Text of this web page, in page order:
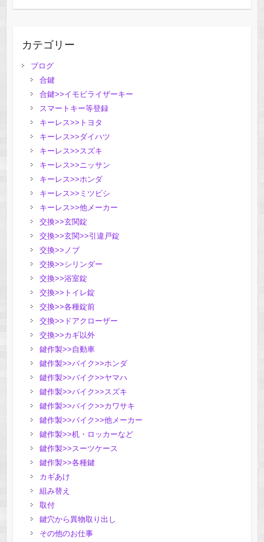
カテゴリー
ブログ
合鍵
合鍵>>イモビライザーキー
スマートキー等登録
キーレス>>トヨタ
キーレス>>ダイハツ
キーレス>>スズキ
キーレス>>ニッサン
キーレス>>ホンダ
キーレス>>ミツビシ
キーレス>>他メーカー
交換>>玄関錠
交換>>玄関>>引違戸錠
交換>>ノブ
交換>>シリンダー
交換>>浴室錠
交換>>トイレ錠
交換>>各種錠前
交換>>ドアクローザー
交換>>カギ以外
鍵作製>>自動車
鍵作製>>バイク>>ホンダ
鍵作製>>バイク>>ヤマハ
鍵作製>>バイク>>スズキ
鍵作製>>バイク>>カワサキ
鍵作製>>バイク>>他メーカー
鍵作製>>机・ロッカーなど
鍵作製>>スーツケース
鍵作製>>各種鍵
カギあけ
組み替え
取付
鍵穴から異物取り出し
その他のお仕事